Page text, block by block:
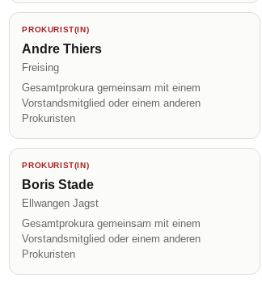
PROKURIST(IN)
Andre Thiers
Freising
Gesamtprokura gemeinsam mit einem
Vorstandsmitglied oder einem anderen
Prokuristen
PROKURIST(IN)
Boris Stade
Ellwangen Jagst
Gesamtprokura gemeinsam mit einem
Vorstandsmitglied oder einem anderen
Prokuristen